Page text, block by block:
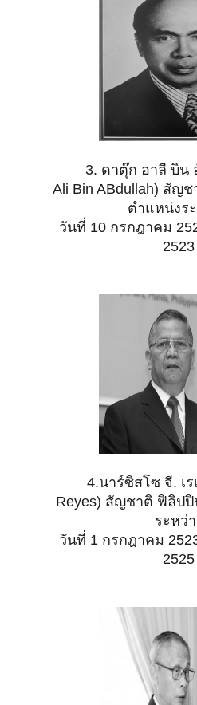
3. ดาตุ๊ก อาลี บิน
Ali Bin ABdullah) สัญช
ตำแหน่งร
วันที่ 10 กรกฎาคม
2523
4.นาร์ซิสโซ จี. เร
Reyes) สัญชาติ ฟิลิป
ระหว่
วันที่ 1 กรกฎาคม
2525